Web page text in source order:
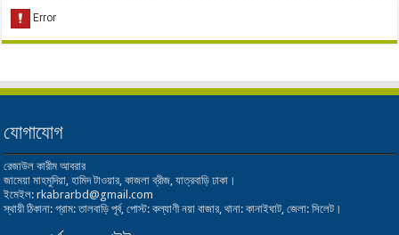
যোগাযোগ
রেজাউল কারীম আবরার
জামেয়া মাহমুদিয়া, হামিদ টাওয়ার, কাজলা ব্রীজ, যাত্রবাড়ি ঢাকা।
ইমেইল: rkabrarbd@gmail.com
স্থায়ী ঠিকানা: গ্রাম: তালবাড়ি পূর্ব, পোস্ট: কল্যাণী নয়া বাজার, থানা: কানাইঘাট, জেলা: সিলেট।